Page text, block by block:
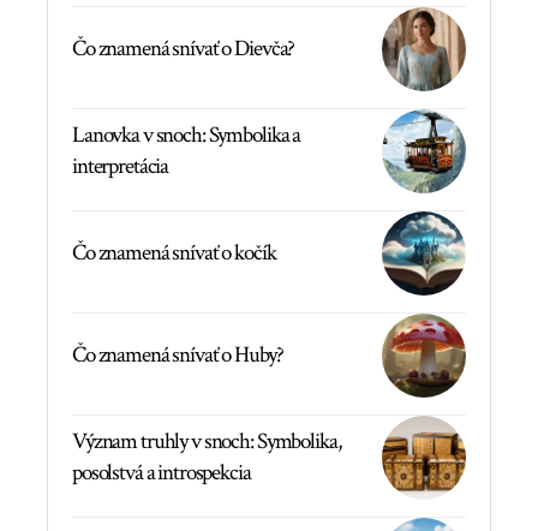
Čo znamená snívať o Dievča?
Lanovka v snoch: Symbolika a
interpretácia
Čo znamená snívať o kočík
Čo znamená snívať o Huby?
Význam truhly v snoch: Symbolika,
posolstvá a introspekcia